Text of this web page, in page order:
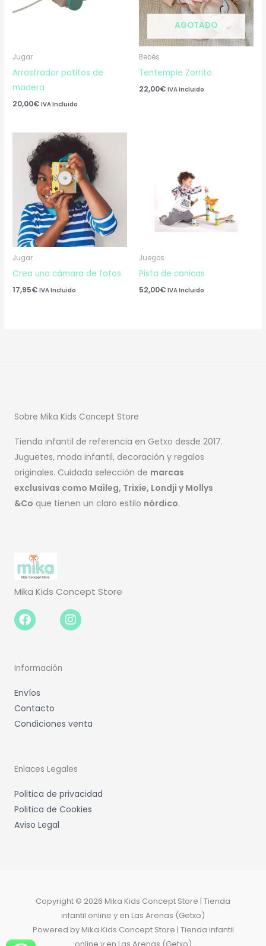
Jugar
Arrastrador patitos de
madera
20,00€ IVA Incluido
AGOTADO
Bebés
Tentempie Zorrito
22,00€ IVA Incluido
Jugar
Crea una cámara de fotos
17,95€ IVA Incluido
Juegos
Pista de canicas
52,00€ IVA Incluido
Sobre Mika Kids Concept Store
Tienda infantil de referencia en Getxo desde 2017.
Juguetes, moda infantil, decoración y regalos
originales. Cuidada selección de marcas
exclusivas como Maileg, Trixie, Londji y Mollys
&Co que tienen un claro estilo nórdico.
Mika Kids Concept Store
Facebook-
f
Instagram
Información
Envíos
Contacto
Condiciones venta
Enlaces Legales
Politica de privacidad
Politica de Cookies
Aviso Legal
Copyright © 2026 Mika Kids Concept Store | Tienda
infantil online y en Las Arenas (Getxo)
Powered by Mika Kids Concept Store | Tienda infantil
online y en Las Arenas (Getxo)